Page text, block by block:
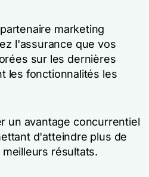
marketing
l'assurance que vos
sur les dernières
les fonctionnalités les
un avantage concurrentiel
d'atteindre plus de
résultats.